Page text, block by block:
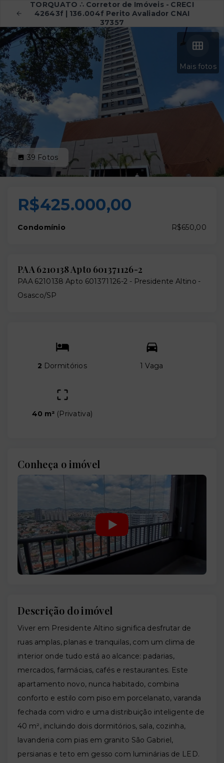
TORQUATO ∴ Corretor de Imóveis - CRECI
42643f | 136.004f Perito Avaliador CNAI
37357
Mais fotos
39 Fotos
R$425.000,00
Condomínio R$650,00
PAA 6210138 Apto 601371126-2
PAA 6210138 Apto 601371126-2 - Presidente Altino -
Osasco/SP
2 Dormitórios 1 Vaga
40 m² (Privativa)
Conheça o imóvel
Descrição do imóvel
Viver em Presidente Altino significa desfrutar de
ruas amplas, planas e tranquilas, com um clima de
interior onde tudo está ao alcance: padarias,
mercados, farmácias, cafés e restaurantes. Este
apartamento novo, nunca habitado, combina
conforto e estilo com piso em porcelanato, varanda
fechada com vidro e uma distribuição inteligente de
40 m², incluindo dois dormitórios, sala, cozinha,
lavanderia com pias em granito São Gabriel,
persianas e teto em gesso com luminárias de LED.